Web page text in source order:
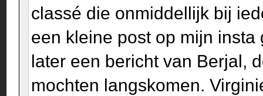
classé die onmiddellijk bij
een kleine post op mijn
later een bericht van Berjal,
mochten langskomen.